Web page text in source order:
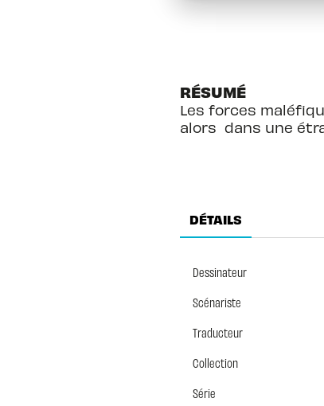
RÉSUMÉ
Les forces
alors dans une
DÉTAILS
Dessinateur
Scénariste
Traducteur
Collection
Série